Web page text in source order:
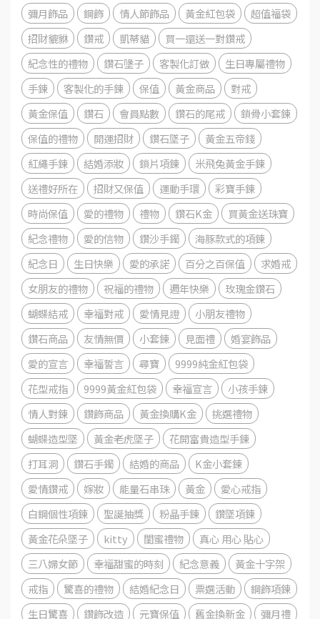
彌月飾品
鋼飾 情人節飾品 黃金紅包袋
超值福袋
招財貔貅
鑽戒 凱蒂貓
買一還送一對鑽戒
紀念性的禮物
鑽石墬子 客製化訂做
生日專屬禮物
手鍊
客製化的手鍊 保值 黃金商品
對戒
黃金保值
鑽石 會員點數 鑽石的尾戒
鎖骨小套鍊
保值的禮物
開運招財 鑽石墜子
黃金五帝錢
紅繩手鍊
結婚添妝 鎖片項鍊
米飛兔黃金手鍊
送禮好所在
招財又保值 運動手環
彩寶手鍊
時尚保值
愛的禮物 禮物 鑽石K金
買黃金送珠寶
紀念禮物
愛的信物 鑽沙手鐲
海豚款式的項鍊
紀念日
生日快樂 愛的承諾 百分之百保值
求婚戒
女朋友的禮物
祝福的禮物 週年快樂
玫瑰金鑽石
蝴蝶結戒
幸福對戒 愛情見證
小朋友禮物
鑽石商品
友情無價 小套鍊 見面禮
婚宴飾品
愛的宣言
幸福誓言 尋寶
9999純金紅包袋
花型戒指
9999黃金紅包袋 幸福宣言
小孩手鍊
情人對鍊
鑽飾商品 黃金換購K金
挑選禮物
蝴蝶造型墜
黃金老虎墜子
花開富貴造型手鍊
打耳洞
鑽石手鐲 結婚的商品
K金小套鍊
愛情鑽戒
嫁妝 能量石串珠 黃金
愛心戒指
白鋼個性項鍊
聖誕抽獎 粉晶手鍊
鑽墜項鍊
黃金花朵墜子
kitty 閨蜜禮物
真心 用心 貼心
三八婦女節
幸福甜蜜的時刻 紀念意義
黃金十字架
戒指
驚喜的禮物 結婚紀念日 票選活動
鋼飾項鍊
生日驚喜
鑽飾改造 元寶保值 舊金換新金
彌月禮